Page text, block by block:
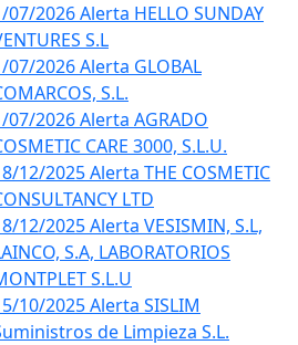
07/2026 Alerta HELLO SUNDAY
S.L
07/2026 Alerta GLOBAL
S.L.
07/2026 Alerta AGRADO
CARE 3000, S.L.U.
12/2025 Alerta THE COSMETIC
LTD
12/2025 Alerta VESISMIN, S.L,
S.A, LABORATORIOS
S.L.U
10/2025 Alerta SISLIM
de Limpieza S.L.